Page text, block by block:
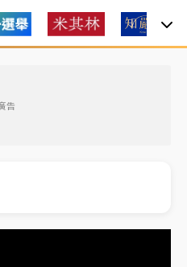
告
起縮短股票「關禁閉」天
大校長高為元致歉：機會